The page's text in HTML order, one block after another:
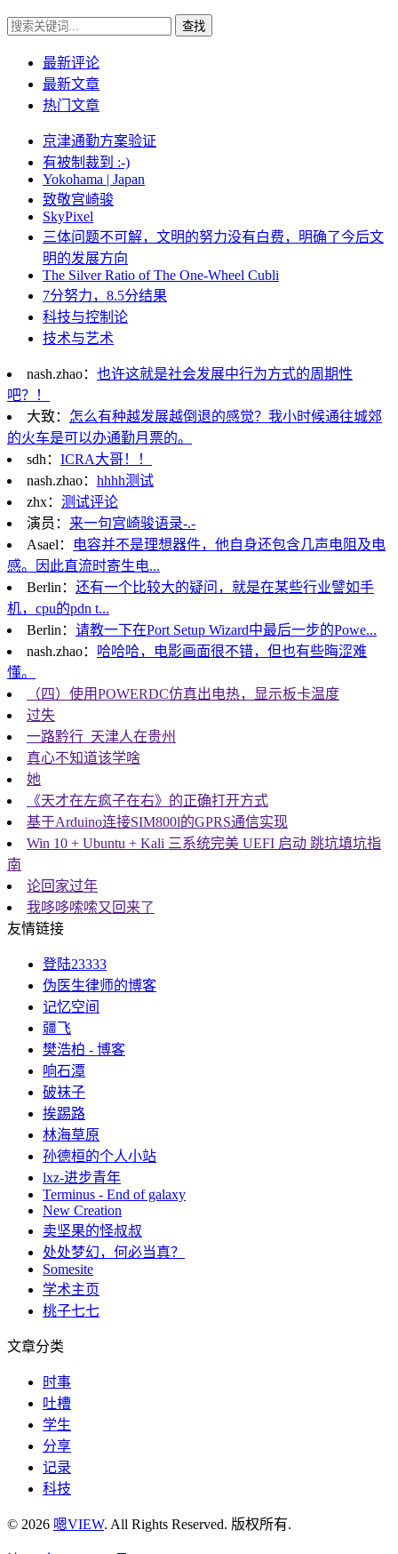
查找
最新评论
最新文章
热门文章
京津通勤方案验证
有被制裁到 :-)
Yokohama | Japan
致敬宫崎骏
SkyPixel
三体问题不可解，文明的努力没有白费，明确了今后文
明的发展方向
The Silver Ratio of The One-Wheel Cubli
7分努力，8.5分结果
科技与控制论
技术与艺术
nash.zhao： 也许这就是社会发展中行为方式的周期性
吧？！
大致： 怎么有种越发展越倒退的感觉？我小时候通往城郊
的火车是可以办通勤月票的。
sdh： ICRA大哥！！
nash.zhao： hhhh测试
zhx： 测试评论
演员： 来一句宫崎骏语录-.-
Asael：
电容并不是理想器件，他自身还包含几声电阻及电
感。因此直流时寄生电...
Berlin： 还有一个比较大的疑问，就是在某些行业譬如手
机，cpu的pdn t...
Berlin： 请教一下在Port Setup Wizard中最后一步的Powe...
nash.zhao： 哈哈哈，电影画面很不错，但也有些晦涩难
懂。
（四）使用POWERDC仿真出电热，显示板卡温度
过失
一路黔行_天津人在贵州
真心不知道该学啥
她
《天才在左疯子在右》的正确打开方式
基于Arduino连接SIM800l的GPRS通信实现
Win 10 + Ubuntu + Kali 三系统完美 UEFI 启动 跳坑填坑指
南
论回家过年
我哆哆嗦嗦又回来了
友情链接
登陆23333
伪医生律师的博客
记忆空间
疆飞
樊浩柏 - 博客
响石潭
破袜子
挨踢路
林海草原
孙德桓的个人小站
lxz-进步青年
Terminus - End of galaxy
New Creation
卖坚果的怪叔叔
处处梦幻，何必当真？
Somesite
学术主页
桃子七七
文章分类
时事
吐槽
学生
分享
记录
科技
© 2026 嗯VIEW. All Rights Reserved. 版权所有.